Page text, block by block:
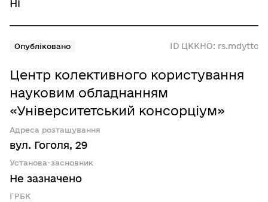
Ні
Опубліковано ID ЦККНО: rs.mdyttc
Центр колективного користування
науковим обладнанням
«Університетський консорціум»
Адреса розташування
вул. Гоголя, 29
Установа-засновник
Не зазначено
ГРБК